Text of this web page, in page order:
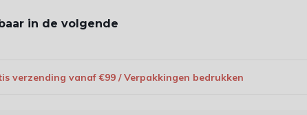
in de volgende
verzending vanaf €99 / Verpakkingen bedrukken